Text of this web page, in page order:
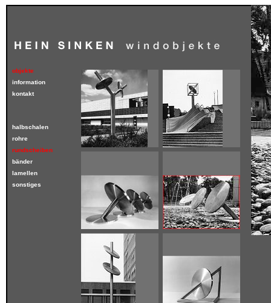
objekte
information
kontakt
halbschalen
rohre
rundscheiben
bänder
lamellen
sonstiges